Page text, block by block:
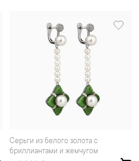
Серьги из белого золота с
бриллиантами и жемчугом